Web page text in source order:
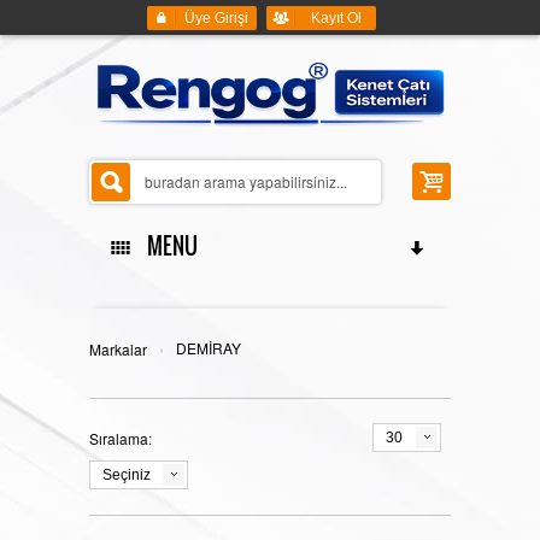
Üye Girişi Kayıt Ol
MENU
ANASAYFA
KENET ÇATI SİSTEMLERİ
Markalar › DEMİRAY
Sıralama:
Seçiniz
30